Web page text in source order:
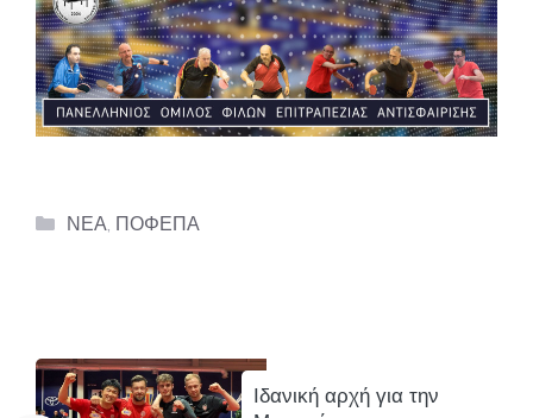
Categories
ΝΕΑ, ΠΟΦΕΠΑ
Ιδανική αρχή για την